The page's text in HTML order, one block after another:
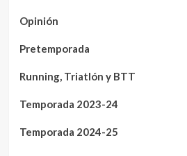
Opinión
Pretemporada
Running, Triatlón y BTT
Temporada 2023-24
Temporada 2024-25